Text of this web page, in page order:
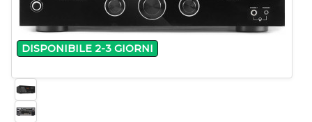
DISPONIBILE 2-3 GIORNI